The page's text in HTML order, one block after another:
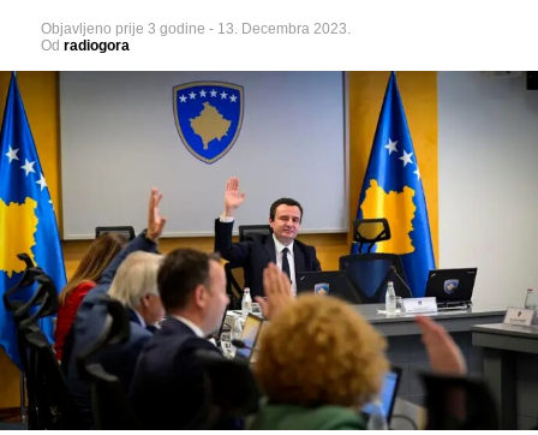
Objavljeno prije 3 godine - 13. Decembra 2023.
Od radiogora